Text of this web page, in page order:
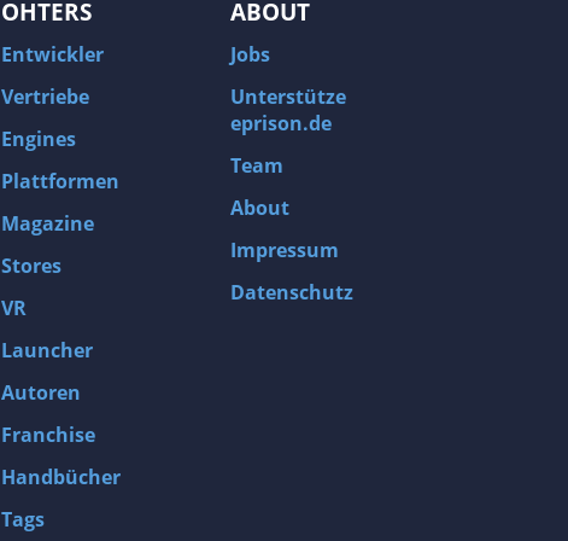
OHTERS
Entwickler
Vertriebe
Engines
Plattformen
Magazine
Stores
VR
Launcher
Autoren
Franchise
Handbücher
Tags
ABOUT
Jobs
Unterstütze
eprison.de
Team
About
Impressum
Datenschutz